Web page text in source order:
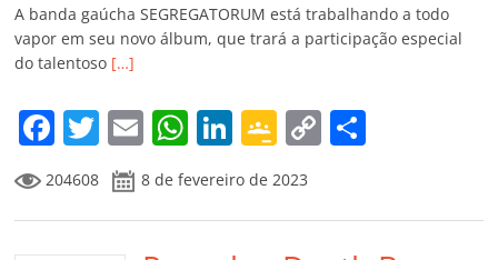
A banda gaúcha SEGREGATORUM está trabalhando a todo
vapor em seu novo álbum, que trará a participação especial
do talentoso […]
F
a
c
e
T
w
itt
er
E
m
ai
l
W
at
s
Li
k
e
G
o
o
gl
C
y p
204608 8 de fevereiro de 2023